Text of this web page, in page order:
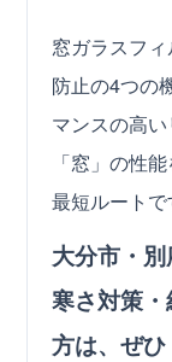
窓ガラスフ
防止の4つの
マンスの高
「窓」の性
最短ルートで
大分市・
寒さ対策
方は、ぜ